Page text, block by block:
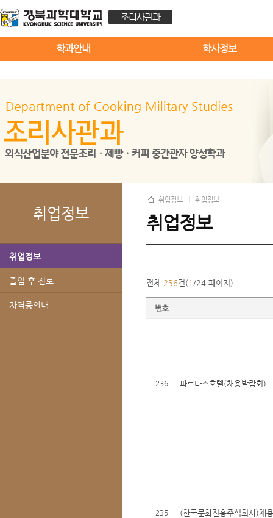
조리사관과
학과안내 학사정보
취업정보
취업정보
졸업 후 진로
자격증안내
취업정보 취업정보
취업정보
전체 236건(1 /24 페이지)
번호
236 파르나스호텔(채용박람회)
235 (한국문화진흥주식회사)채